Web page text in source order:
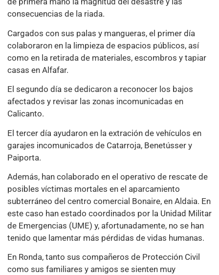
consecuencias de la riada.
Cargados con sus palas y mangueras, el primer día
colaboraron en la limpieza de espacios públicos, así
como en la retirada de materiales, escombros y tapiar
casas en Alfafar.
El segundo día se dedicaron a reconocer los bajos
afectados y revisar las zonas incomunicadas en
Calicanto.
El tercer día ayudaron en la extración de vehículos en
garajes incomunicados de Catarroja, Benetússer y
Paiporta.
Además, han colaborado en el operativo de rescate de
posibles víctimas mortales en el aparcamiento
subterráneo del centro comercial Bonaire, en Aldaia. En
este caso han estado coordinados por la Unidad Militar
de Emergencias (UME) y, afortunadamente, no se han
tenido que lamentar más pérdidas de vidas humanas.
En Ronda, tanto sus compañeros de Protección Civil
como sus familiares y amigos se sienten muy